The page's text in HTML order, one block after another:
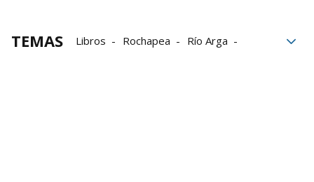
TEMAS Libros Rochapea
Río Arga